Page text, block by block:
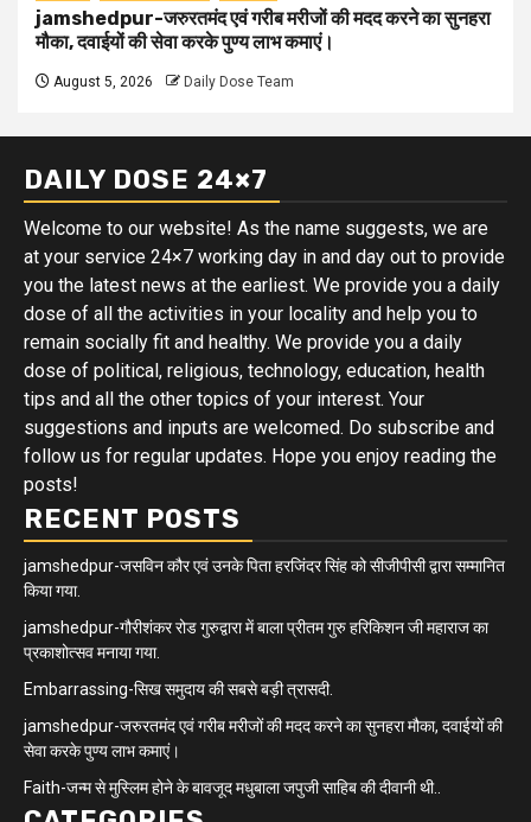
jamshedpur-जरुरतमंद एवं गरीब मरीजों की मदद करने का सुनहरा
मौका, दवाईयों की सेवा करके पुण्य लाभ कमाएं।
August 5, 2026 Daily Dose Team
DAILY DOSE 24×7
Welcome to our website! As the name suggests, we are
at your service 24×7 working day in and day out to provide
you the latest news at the earliest. We provide you a daily
dose of all the activities in your locality and help you to
remain socially fit and healthy. We provide you a daily
dose of political, religious, technology, education, health
tips and all the other topics of your interest. Your
suggestions and inputs are welcomed. Do subscribe and
follow us for regular updates. Hope you enjoy reading the
posts!
RECENT POSTS
jamshedpur-जसविन कौर एवं उनके पिता हरजिंदर सिंह को सीजीपीसी द्वारा सम्मानित
किया गया.
jamshedpur-गौरीशंकर रोड गुरुद्वारा में बाला प्रीतम गुरु हरिकिशन जी महाराज का
प्रकाशोत्सव मनाया गया.
Embarrassing-सिख समुदाय की सबसे बड़ी त्रासदी.
jamshedpur-जरुरतमंद एवं गरीब मरीजों की मदद करने का सुनहरा मौका, दवाईयों की
सेवा करके पुण्य लाभ कमाएं।
Faith-जन्म से मुस्लिम होने के बावजूद मधुबाला जपुजी साहिब की दीवानी थी..